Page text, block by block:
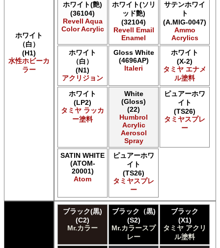
ALCLAD II ALCLAD II
Acrylicos Vallejo Vallejo Diorama FX
Acrylicos Vallejo Vallejo Game Air
Acrylicos Vallejo Vallejo Game Color
Acrylicos Vallejo Vallejo Hobby Paint スプレー
Acrylicos Vallejo Vallejo Liquid Gold
Acrylicos Vallejo Vallejo Mecha Color
Acrylicos Vallejo Vallejo Metal Color
Acrylicos Vallejo Vallejo Model Air
Acrylicos Vallejo Vallejo Model Color
Acrylicos Vallejo Vallejo Panzer Aces
Acrylicos Vallejo Vallejo Pigment FX
Acrylicos Vallejo Vallejo Premium カラー
Acrylicos Vallejo Vallejo Wash FX
Acrylicos Vallejo Vallejo Weathering FX
Acrylicos Vallejo Vallejo Xpress カラー
E7 Paints E7 Paints
E7 Paints Humbrol Acrylic Aerosol Spray
Games Workshop Limited Citadel Air
Games Workshop Limited Citadel Spray
Games Workshop Limited Citadelカラー
Games Workshop Limited 先Citadel カラー
HATAKA HOBBY Hataka
Humbrol - Hornby Hobbies Humbrol Acrylic
Humbrol of Hornby Hobbies Humbrol Enamel
ホワイト
（白）
(H1)
水性ホビーカ
ラー
ホワイト(艶)
(36104)
Revell Aqua
Color Acrylic
ホワイト(ソリ
ッド艶)
(32104)
Revell Email
Enamel
サテンホワイ
ト
(A.MIG-0047)
Ammo
Acrylics
ホワイト
（白）
(N1)
アクリジョン
Gloss White
(4696AP)
Italeri
ホワイト
(X-2)
タミヤ エナメ
ル塗料
ホワイト
(LP2)
タミヤ ラッカ
ー塗料
White
(Gloss)
(22)
Humbrol
Acrylic
Aerosol
Spray
ピュアーホワ
イト
(TS26)
タミヤスプレ
ー
SATIN WHITE
(ATOM-
20001)
Atom
ピュアーホワ
イト
(TS26)
タミヤスプレ
ー
ブラック(黒)
(C2)
Mr.カラー
ブラック（黒)
(S2)
Mr.カラースプ
レー
ブラック
(X1)
タミヤ アクリ
ル塗料